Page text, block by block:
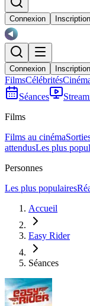
Connexion Inscription
Connexion Inscription
FilmsCélébrités
Séances
Films
Films au cinéma
attendusLes plus
Personnes
Les plus populaires
Accueil
Easy Rider
Séances